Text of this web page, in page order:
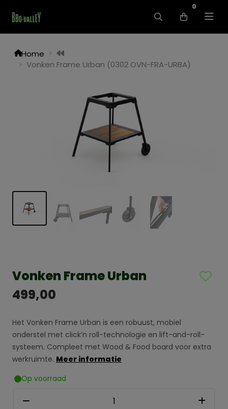
0
Home
Vonken Frame Urban (0302 OVN-FRA-URBA)
Vonken Frame Urban
499,00
Het Vonken Frame Urban is een robuust, mobiel
onderstel met click’n roll-technologie en lift-and-roll-
systeem. Compleet met Wood & Food board voor extra
werkruimte. Meer informatie
Op voorraad